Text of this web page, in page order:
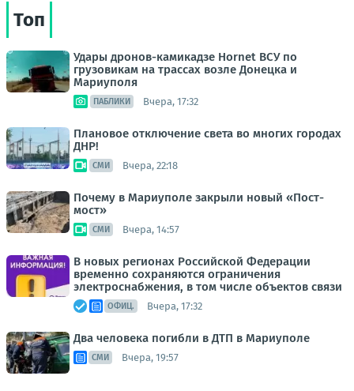
Топ
Удары дронов-камикадзе Hornet ВСУ по
грузовикам на трассах возле Донецка и
Мариуполя
ПАБЛИКИ Вчера, 17:32
Плановое отключение света во многих городах
ДНР!
СМИ Вчера, 22:18
Почему в Мариуполе закрыли новый «Пост-
мост»
СМИ Вчера, 14:57
В новых регионах Российской Федерации
временно сохраняются ограничения
электроснабжения, в том числе объектов связи
ОФИЦ. Вчера, 17:32
Два человека погибли в ДТП в Мариуполе
СМИ Вчера, 19:57